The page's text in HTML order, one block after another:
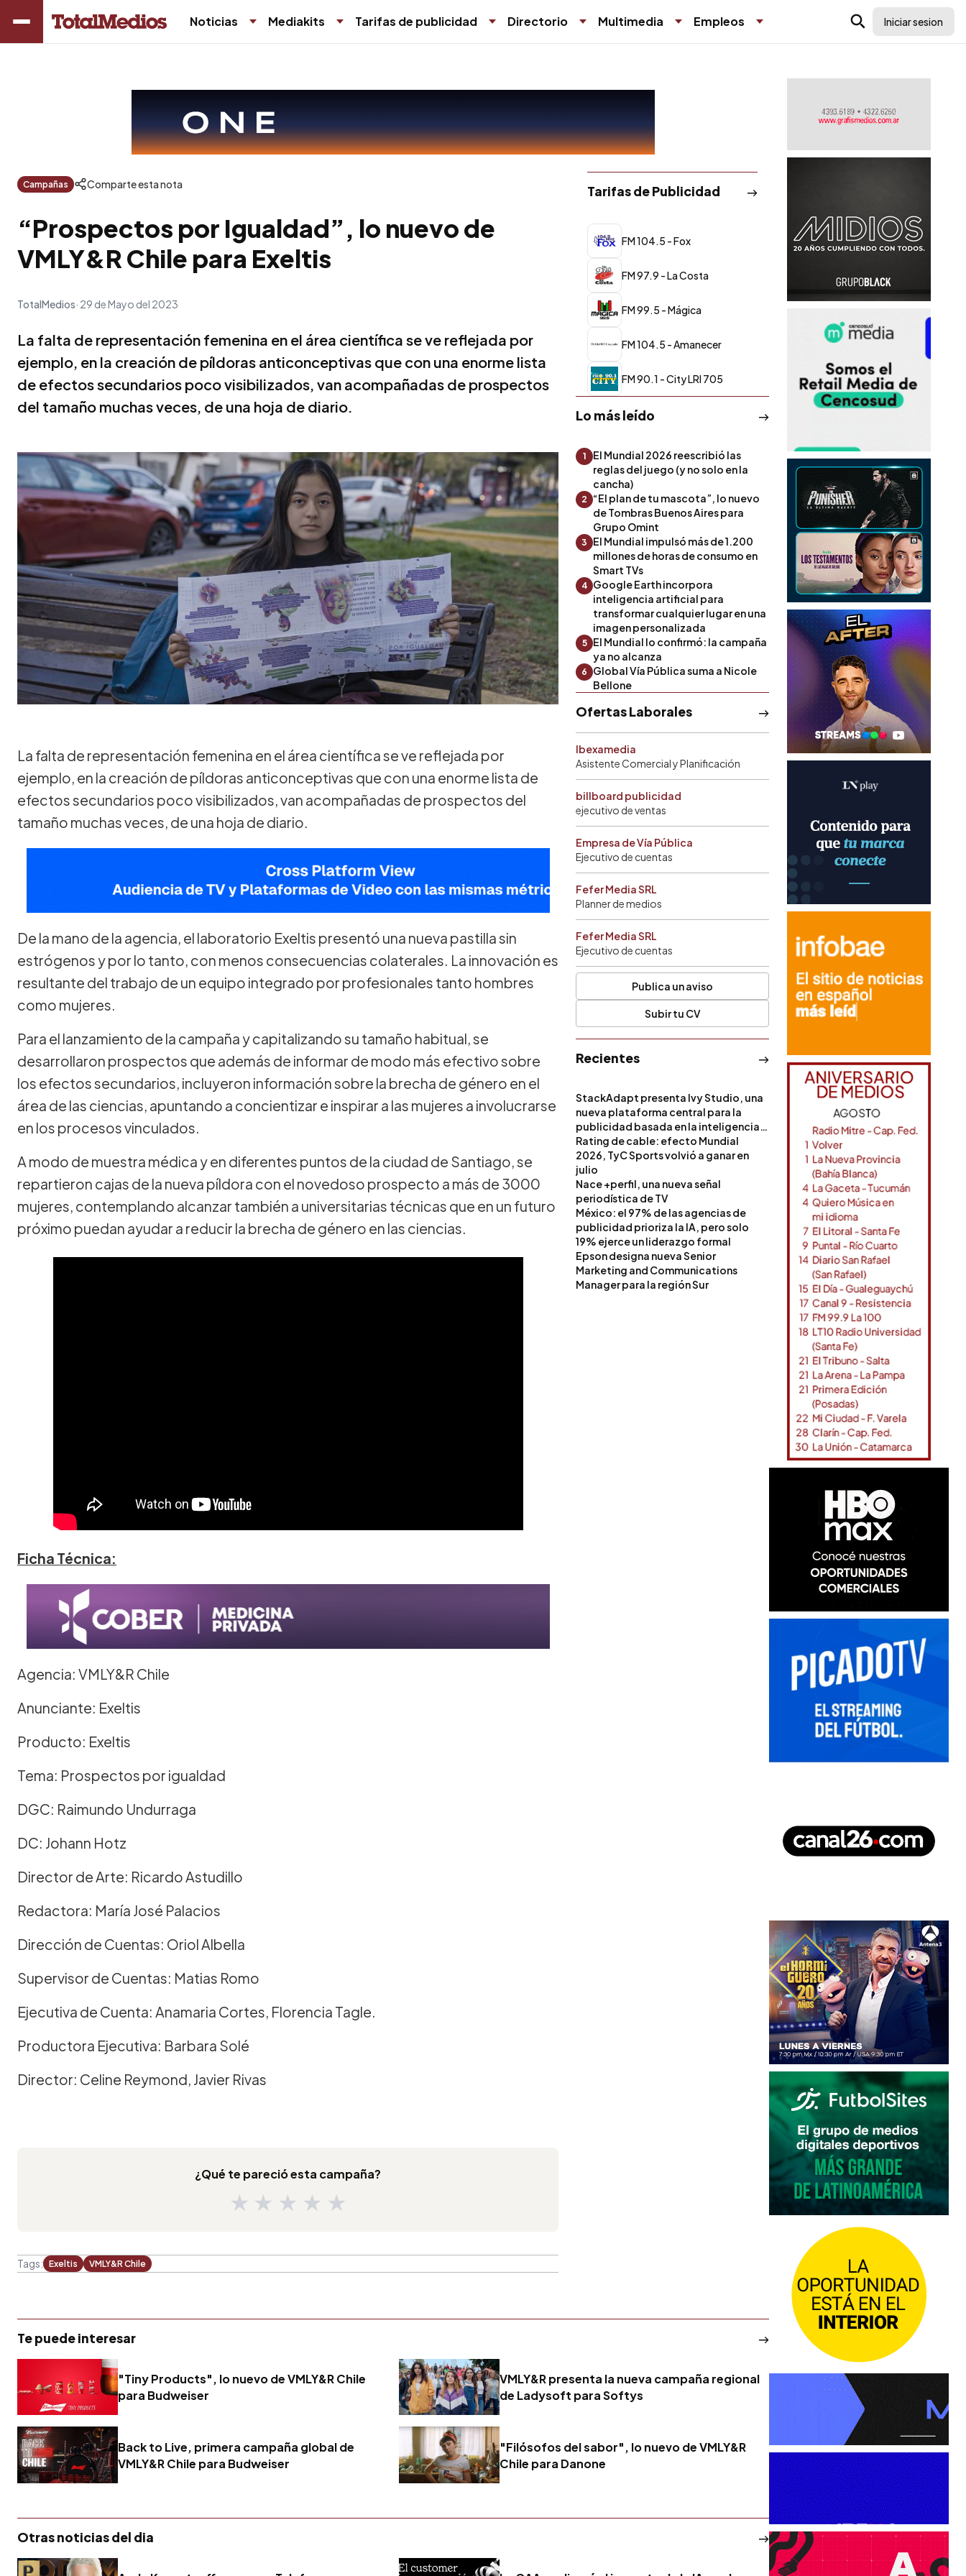
Noticias Mediakits Tarifas de publicidad Directorio Multimedia Empleos Iniciar sesion
Campañas Comparte esta nota
“Prospectos por Igualdad”, lo nuevo de
VMLY&R Chile para Exeltis
TotalMedios 29 de Mayo del 2023
La falta de representación femenina en el área científica se ve reflejada por
ejemplo, en la creación de píldoras anticonceptivas que con una enorme lista
de efectos secundarios poco visibilizados, van acompañadas de prospectos
del tamaño muchas veces, de una hoja de diario.
La falta de representación femenina en el área científica se ve reflejada por
ejemplo, en la creación de píldoras anticonceptivas que con una enorme lista de
efectos secundarios poco visibilizados, van acompañadas de prospectos del
tamaño muchas veces, de una hoja de diario.
De la mano de la agencia, el laboratorio Exeltis presentó una nueva pastilla sin
estrógenos y por lo tanto, con menos consecuencias colaterales. La innovación es
resultante del trabajo de un equipo integrado por profesionales tanto hombres
como mujeres.
Para el lanzamiento de la campaña y capitalizando su tamaño habitual, se
desarrollaron prospectos que además de informar de modo más efectivo sobre
los efectos secundarios, incluyeron información sobre la brecha de género en el
área de las ciencias, apuntando a concientizar e inspirar a las mujeres a involucrarse
en los procesos vinculados.
A modo de muestra médica y en diferentes puntos de la ciudad de Santiago, se
repartieron cajas de la nueva píldora con el novedoso prospecto a más de 3000
mujeres, contemplando alcanzar también a universitarias técnicas que en un futuro
próximo puedan ayudar a reducir la brecha de género en las ciencias.
Ficha Técnica:
Agencia: VMLY&R Chile
Anunciante: Exeltis
Producto: Exeltis
Tema: Prospectos por igualdad
DGC: Raimundo Undurraga
DC: Johann Hotz
Director de Arte: Ricardo Astudillo
Redactora: María José Palacios
Dirección de Cuentas: Oriol Albella
Supervisor de Cuentas: Matias Romo
Ejecutiva de Cuenta: Anamaria Cortes, Florencia Tagle.
Productora Ejecutiva: Barbara Solé
Director: Celine Reymond, Javier Rivas
¿Qué te pareció esta campaña?
★ ★ ★ ★ ★
Tags: Exeltis VMLY&R Chile
Tarifas de Publicidad
FM 104.5 - Fox
FM 97.9 - La Costa
FM 99.5 - Mágica
FM 104.5 - Amanecer
FM 90.1 - City LRI 705
Lo más leído
1
El Mundial 2026 reescribió las
reglas del juego (y no solo en la
cancha)
2
“El plan de tu mascota”, lo nuevo
de Tombras Buenos Aires para
Grupo Omint
3
El Mundial impulsó más de 1.200
millones de horas de consumo en
Smart TVs
4 Google Earth incorpora
inteligencia artificial para
transformar cualquier lugar en una
imagen personalizada
5
El Mundial lo confirmó: la campaña
ya no alcanza
6
Global Vía Pública suma a Nicole
Bellone
Ofertas Laborales
Ibexamedia
Asistente Comercial y Planificación
billboard publicidad
ejecutivo de ventas
Empresa de Vía Pública
Ejecutivo de cuentas
Fefer Media SRL
Planner de medios
Fefer Media SRL
Ejecutivo de cuentas
Publica un aviso
Subir tu CV
Recientes
StackAdapt presenta Ivy Studio, una
nueva plataforma central para la
publicidad basada en la inteligencia
artificial
Rating de cable: efecto Mundial
2026, TyC Sports volvió a ganar en
julio
Nace +perfil, una nueva señal
periodística de TV
México: el 97% de las agencias de
publicidad prioriza la IA, pero solo
19% ejerce un liderazgo formal
Epson designa nueva Senior
Marketing and Communications
Manager para la región Sur
Te puede interesar
"Tiny Products", lo nuevo de VMLY&R Chile
para Budweiser
VMLY&R presenta la nueva campaña regional
de Ladysoft para Softys
Back to Live, primera campaña global de
VMLY&R Chile para Budweiser
"Filósofos del sabor", lo nuevo de VMLY&R
Chile para Danone
Otras noticias del dia